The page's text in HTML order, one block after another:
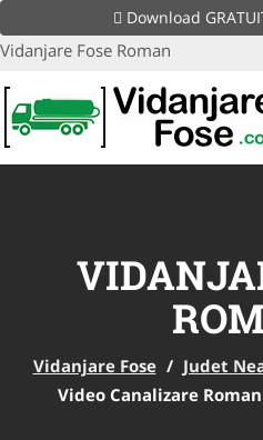
Download
Vidanjare Fose Roman
Vidanjare Fose / Judet
Video Canalizare Roman